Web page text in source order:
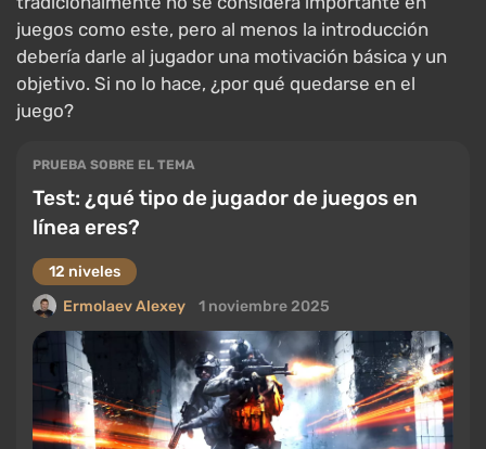
juegos como este, pero al menos la introducción
debería darle al jugador una motivación básica y un
objetivo. Si no lo hace, ¿por qué quedarse en el
juego?
PRUEBA SOBRE EL TEMA
Test: ¿qué tipo de jugador de juegos en
línea eres?
12 niveles
Ermolaev Alexey
1 noviembre 2025